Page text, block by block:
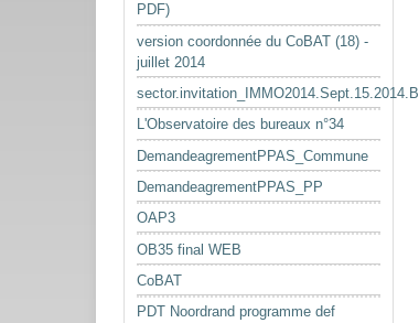
PDF)
version coordonnée du CoBAT (18) -
juillet 2014
L'Observatoire des bureaux n°34
DemandeagrementPPAS_Commune
DemandeagrementPPAS_PP
OAP3
OB35 final WEB
CoBAT
PDT Noordrand programme def